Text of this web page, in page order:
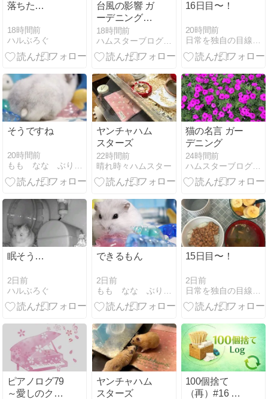
落ちた…
18時間前
ハルぶろぐ
台風の影響 ガ
ーデニングと
猫とハムスタ
ー
18時間前
ハムスターブログハムちゃん家族
16日目〜！
20時間前
日常を独自の目線で笑い飛ばしていきますー！
そうですね
20時間前
もも なな ぶりぶり ありのまま
ヤンチャハム
スターズ
22時間前
晴れ時々ハムスター
猫の名言 ガー
デニング
24時間前
ハムスターブログハムちゃん家族
眠そう…
2日前
ハルぶろぐ
できるもん
2日前
もも なな ぶりぶり ありのまま
15日目〜！
2日前
日常を独自の目線で笑い飛ばしていきますー！
ピアノログ79
～愛しのクリ
ヤンチャハム
スターズ
100個捨て
（再）#16 総